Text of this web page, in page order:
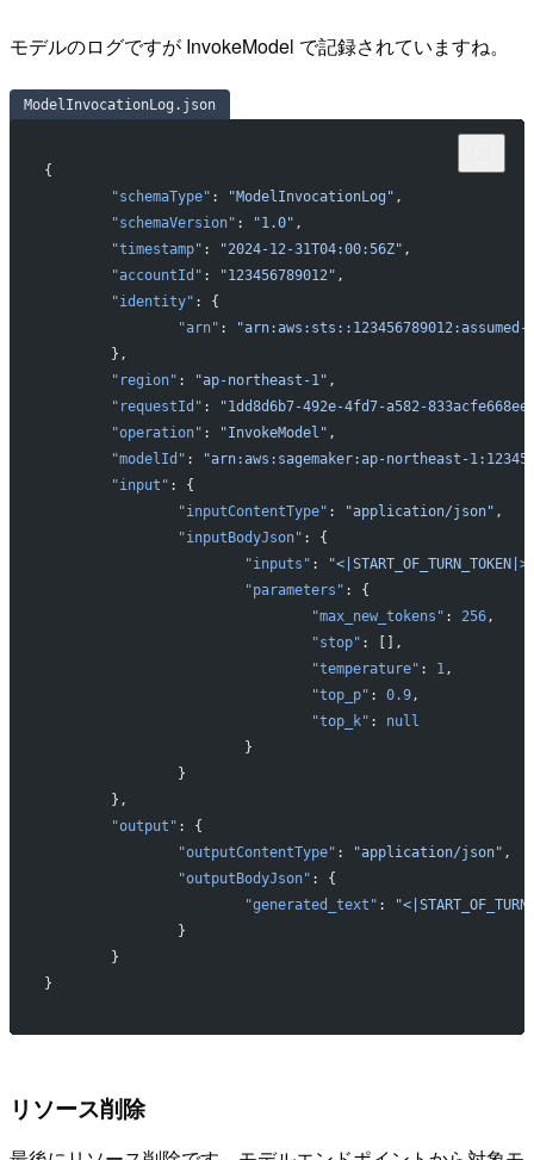
モデルのログですが InvokeModel で記録されていますね。
ModelInvocationLog.json
{
	"schemaType"
: "ModelInvocationLog" ,
	"schemaVersion"
: "1.0" ,
	"timestamp"
: "2024-12-31T04:00:56Z" ,
	"accountId"
: "123456789012" ,
	"identity"
: {
		"arn"
:
	},
	"region"
: "ap-northeast-1" ,
	"requestId"
:
"1dd8d6b7-492e-4fd7-a582-
	"operation"
: "InvokeModel" ,
	"modelId"
:
"arn:aws:sagemaker:ap-northeast-
	"input"
: {
		"inputContentType"
: "application/json" ,
		"inputBodyJson"
: {
			"inputs"
:
			"parameters"
: {
				"max_new_tokens"
: 256,
				"stop"
: [],
				"temperature"
: 1,
				"top_p"
: 0.9,
				"top_k"
: null
			}
		}
	},
	"output"
: {
		"outputContentType"
: "application/json" ,
		"outputBodyJson"
: {
			"generated_text"
:
		}
	}
}
リソース削除